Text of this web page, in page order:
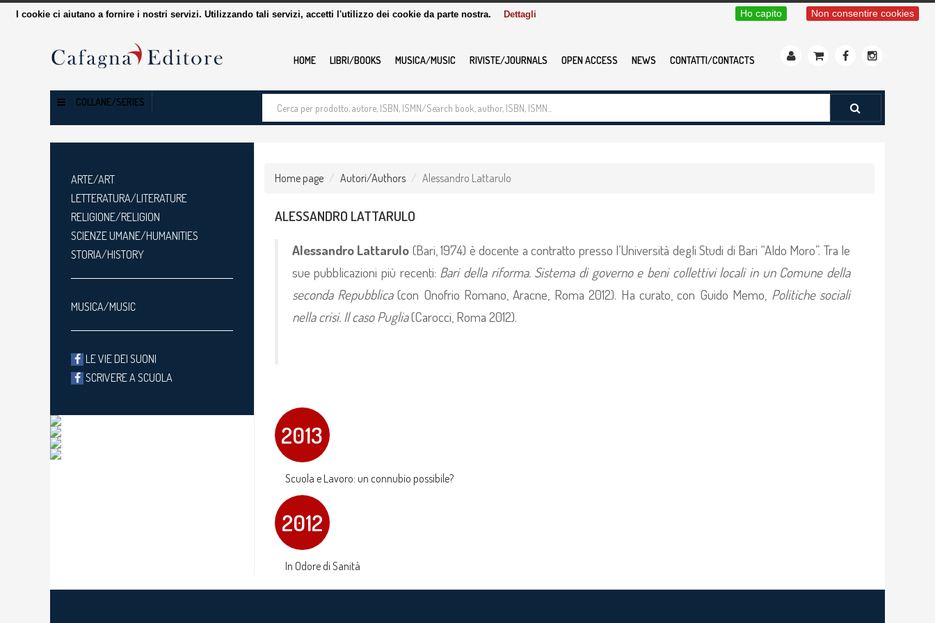
HOME LIBRI/BOOKS MUSICA/MUSIC RIVISTE/JOURNALS OPEN ACCESS NEWS CONTATTI/CONTACTS
COLLANE/SERIES
Cerca
tra
Home page
Autori/Authors Alessandro Lattarulo
ALESSANDRO LATTARULO
Alessandro Lattarulo (Bari, 1974) è docente a contratto presso l’Università degli Studi di Bari “Aldo Moro”. Tra le
sue pubblicazioni più recenti: Bari della riforma. Sistema di governo e beni collettivi locali in un Comune della
seconda Repubblica(con Onofrio Romano, Aracne, Roma 2012). Ha curato, con Guido Memo, Politiche sociali
nella crisi. Il caso Puglia(Carocci, Roma 2012).
2013
Scuola e Lavoro: un connubio possibile?
2012
In Odore di Sanità
ARTE/ART
LETTERATURA/LITERATURE
RELIGIONE/RELIGION
SCIENZE UMANE/HUMANITIES
STORIA/HISTORY
MUSICA/MUSIC
LE VIE DEI SUONI
SCRIVERE A SCUOLA
I cookie ci aiutano a fornire i nostri servizi. Utilizzando tali servizi, accetti l'utilizzo dei cookie da parte nostra. Dettagli Non consentire cookies
Ho capito